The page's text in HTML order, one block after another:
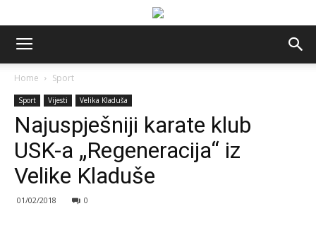
Home Sport
Sport Vijesti Velika Kladuša
Najuspješniji karate klub
USK-a „Regeneracija“ iz
Velike Kladuše
01/02/2018 0